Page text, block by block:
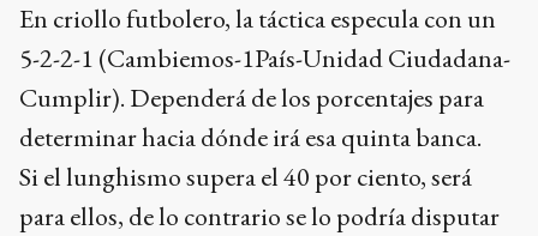
En criollo futbolero, la táctica especula con un
5-2-2-1 (Cambiemos-1País-Unidad Ciudadana-
Cumplir). Dependerá de los porcentajes para
determinar hacia dónde irá esa quinta banca.
Si el lunghismo supera el 40 por ciento, será
para ellos, de lo contrario se lo podría disputar